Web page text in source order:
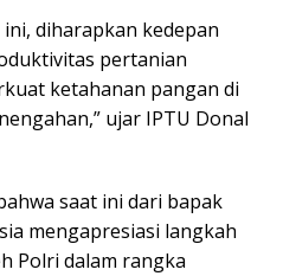
diharapkan kedepan
pertanian
ketahanan pangan di
ujar IPTU Donal
saat ini dari bapak
mengapresiasi langkah
Polri dalam rangka